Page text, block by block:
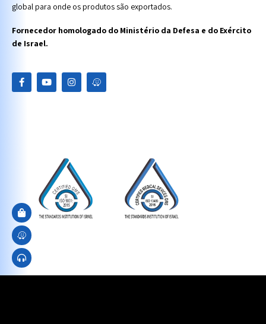
global para onde os produtos são exportados.
Fornecedor homologado do Ministério da Defesa e do Exército
de Israel.